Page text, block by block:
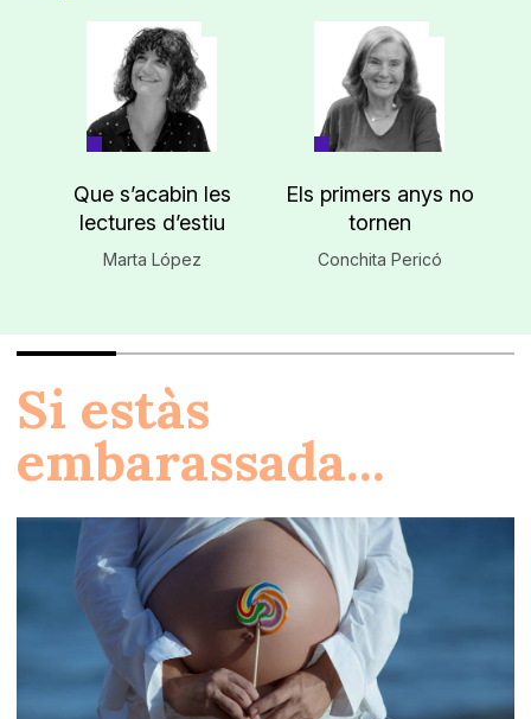
Que s’acabin les
lectures d’estiu
Marta López
Els primers anys no
tornen
Conchita Pericó
Si estàs
embarassada...